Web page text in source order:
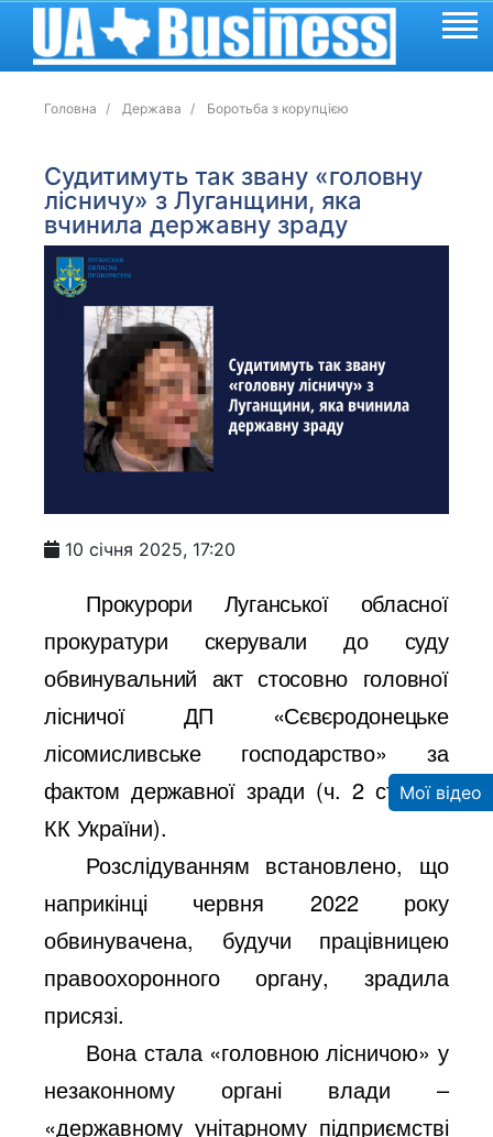
Головна Держава Боротьба з корупцією
Судитимуть так звану «головну
лісничу» з Луганщини, яка
вчинила державну зраду
10 січня 2025, 17:20
Прокурори Луганської обласної
прокуратури скерували до суду
обвинувальний акт стосовно головної
лісничої ДП «Сєвєродонецьке
лісомисливське господарство» за
фактом державної зради (ч. 2 ст. 111
КК України).
Розслідуванням встановлено, що
наприкінці червня 2022 року
обвинувачена, будучи працівницею
правоохоронного органу, зрадила
присязі.
Вона стала «головною лісничою» у
незаконному органі влади –
«державному унітарному підприємстві
Мої відео